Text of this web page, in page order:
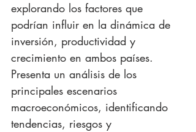
explorando los factores que
podrían influir en la dinámica de
inversión, productividad y
crecimiento en ambos países.
Presenta un análisis de los
principales escenarios
macroeconómicos, identificando
tendencias, riesgos y